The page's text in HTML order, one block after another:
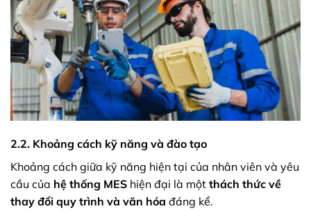
2.2. Khoảng cách kỹ năng và đào tạo
Khoảng cách giữa kỹ năng hiện tại của nhân viên và yêu
cầu của hệ thống MES hiện đại là một thách thức về
thay đổi quy trình và văn hóa đáng kể.